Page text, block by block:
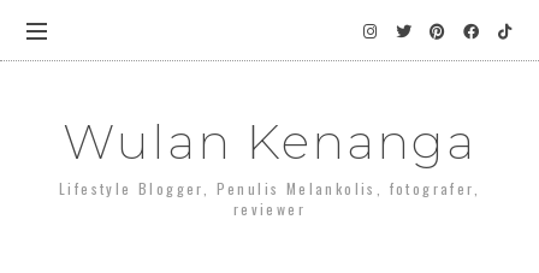
Wulan Kenanga
Lifestyle Blogger, Penulis Melankolis, fotografer,
reviewer